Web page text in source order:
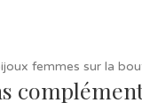
femmes sur la